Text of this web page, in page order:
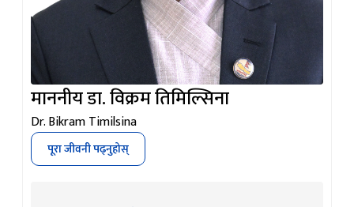
माननीय डा. विक्रम तिमिल्सिना
Dr. Bikram Timilsina
पूरा जीवनी पढ्नुहोस्